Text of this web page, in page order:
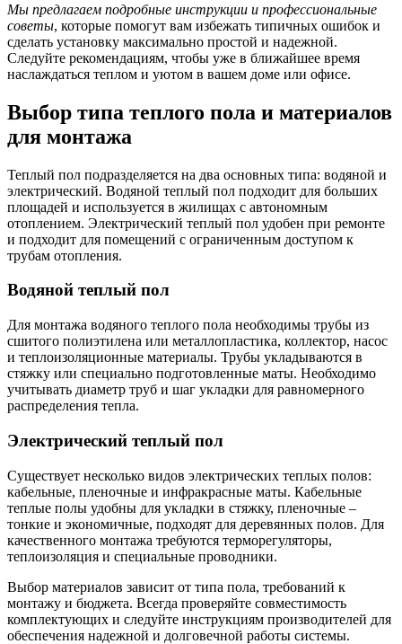
Мы предлагаем подробные инструкции и профессиональные
советы, которые помогут вам избежать типичных ошибок и
сделать установку максимально простой и надежной.
Следуйте рекомендациям, чтобы уже в ближайшее время
наслаждаться теплом и уютом в вашем доме или офисе.
Выбор типа теплого пола и материалов
для монтажа
Теплый пол подразделяется на два основных типа: водяной и
электрический. Водяной теплый пол подходит для больших
площадей и используется в жилищах с автономным
отоплением. Электрический теплый пол удобен при ремонте
и подходит для помещений с ограниченным доступом к
трубам отопления.
Водяной теплый пол
Для монтажа водяного теплого пола необходимы трубы из
сшитого полиэтилена или металлопластика, коллектор, насос
и теплоизоляционные материалы. Трубы укладываются в
стяжку или специально подготовленные маты. Необходимо
учитывать диаметр труб и шаг укладки для равномерного
распределения тепла.
Электрический теплый пол
Существует несколько видов электрических теплых полов:
кабельные, пленочные и инфракрасные маты. Кабельные
теплые полы удобны для укладки в стяжку, пленочные –
тонкие и экономичные, подходят для деревянных полов. Для
качественного монтажа требуются терморегуляторы,
теплоизоляция и специальные проводники.
Выбор материалов зависит от типа пола, требований к
монтажу и бюджета. Всегда проверяйте совместимость
комплектующих и следуйте инструкциям производителей для
обеспечения надежной и долговечной работы системы.